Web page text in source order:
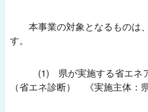
本事業の対象となるものは
す。
(1) 県が実施する省エネア
（省エネ診断） 《実施主体：県